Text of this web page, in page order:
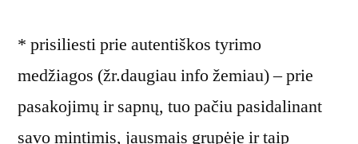
* prisiliesti prie autentiškos tyrimo
medžiagos (žr.daugiau info žemiau) – prie
pasakojimų ir sapnų, tuo pačiu pasidalinant
savo mintimis, jausmais grupėje ir taip